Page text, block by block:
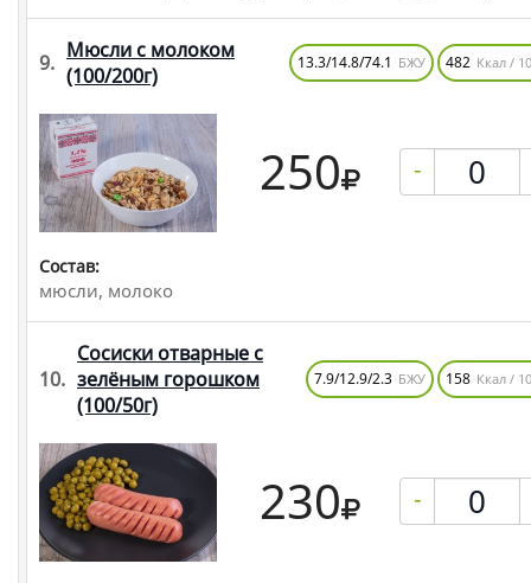
9. Мюсли с молоком
(100/200г)
13.3/14.8/74.1 БЖУ 482 Ккал /
250 -
Состав:
мюсли, молоко
10.
Сосиски отварные с
зелёным горошком
(100/50г)
7.9/12.9/2.3 БЖУ 158 Ккал /
230 -